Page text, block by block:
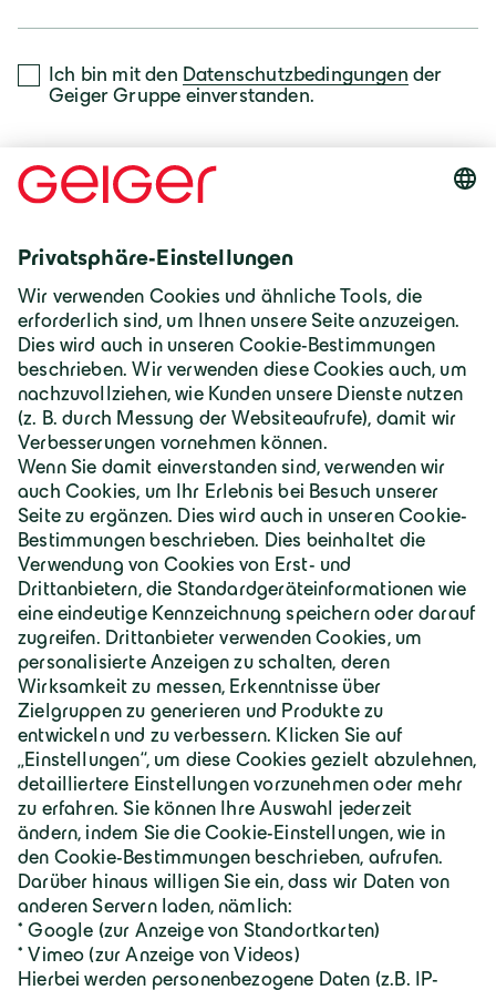
Kontaktieren Sie uns gerne über unser
Kontaktformular.
Ich bin mit den Datenschutzbedingungen der
Geiger Gruppe einverstanden.
Absenden
Deutschland | Deutsch
Geiger Gruppe
Über Geiger
Karriere